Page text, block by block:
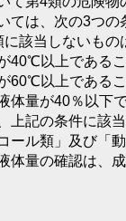
は、次の3つの条
当しないものは
以上であるこ
以上であるこ
が40％以下で
記の条件に該当
ル類」及び「
量の確認は、